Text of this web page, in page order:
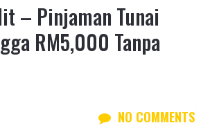
– Pinjaman Tunai
RM5,000 Tanpa
NO COMMENTS